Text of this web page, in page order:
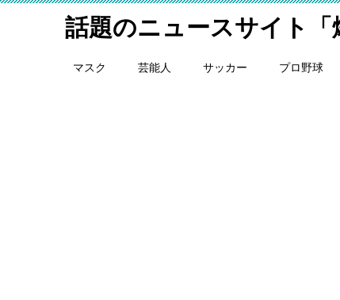
話題のニュースサイト「
マスク 芸能人 サッカー プロ野球